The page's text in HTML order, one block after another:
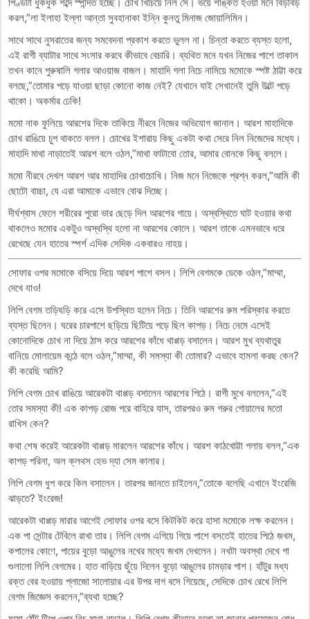
পিণ্ডটা ধুকধুক শব্দে স্পন্দিত হচ্ছে। চোখ খিঁচিয়ে নিল সে। ভয়ে শঙ্কিত হওয়া মনে বিড়বিড়
করল,”লা ইলাহা ইল্লা আন্তা সুবহানাকা ইন্নি কুনতু মিনাজ জোয়ালিমিন।
সাথে সাথে নুসরাতের জন্য সমবেদনা প্রকাশ করতে ভুলল না। চিন্তা করতে ব্যস্ত হলো,
এই রাগী ব্যাটার সাথে সংসার করবে কীভাবে বেচারি। ব্যথিত মনে যখন নিজের পাশে তাকাল
তখন কানে পুরুষালি গলার আওয়াজ বাজল। মাহাদি গলা নিচে নামিয়ে মমোকে স্পষ্ট ঠাট্টা করে
বলছে,”তোমার পড়ে যাওয়া ছাড়া কোনো কাজ নেই? যেখানে যাই সেখানেই তুমি উল্টে পড়ে
থাকো। অকর্মার ঢেকি!
মমো নাক ফুলিয়ে আরশের দিকে তাকিয়ে নীরবে নিজের অভিযোগ জানাল। আরশ মাহাদিকে
চোখ রাঙিয়ে চুপ থাকতে বলল। চোখের ইশারায় কিছু একটা কথা সেরে নিল নিজেদের মধ্যে।
মাহাদি মাথা নাড়াতেই আরশ বলে ওঠল,”মাথা ফাটাবো তোর, আমার বোনকে কিছু বললে।
মমো নীরবে দেখল আরশ আর মাহাদির চোখাচোখি। নিজ মনে নিজেকে প্রশ্ন করল,”আমি কী
ছোটো বাচ্চা, যে এরা আমাকে এভাবে বোঝ দিচ্ছে।
দীর্ঘশ্বাস ফেলে শরীরের পুরো ভার ছেড়ে দিল আরশের গায়ে। অস্বস্থিতে ঘাট হওয়ার কথা
থাকলেও মমোর একটুও অস্বস্থি হলো না আরশের কোলে। আরশ তাকে এমনভাবে ধরে
রেখেছে যেন হাতের স্পর্শ এদিক সেদিক একবারও নাহয়।
সোফার ওপর মমোকে বসিয়ে দিয়ে আরশ পাশে বসল। লিপি বেগমকে ডেকে ওঠল,”মাম্মা,
দেখে যাও!
লিপি বেগম তড়িঘড়ি করে এসে উপস্থিত হলেন নিচে। তিনি আরশের রুম পরিস্কার করতে
ব্যস্ত ছিলেন। ঘরের চারপাশে ছড়িয়ে ছিটিয়ে পড়ে ছিল কাপড়। নিচে নেমে এসেই
কোনোদিকে চোখ না দিয়ে ঠাস করে আরশের কাঁধে থাপ্পড় বসালেন। আরশ মুখ ব্যথাতুর
বানিয়ে মোলায়েম কন্ঠে বলে ওঠল,”মাম্মা, কী সমস্যা কী তোমার? এভাবে হামলা করছ কেন?
কী করেছি আমি?
লিপি বেগম চোখ রাঙিয়ে আরেকটা থাপ্পড় বসালেন আরশের পিঠে। রাগী মুখে বললেন,”এই
তোর সমস্যা কী! এক কাপড় রোজ পরে বাহিরে যাস, তারপরও রুম গরুর গোয়ালের মতো
রাখিস কেন?
কথা শেষ করেই আরেকটা থাপ্পড় মারলেন আরশের কাঁধে। আরশ কাঠখোট্টা গলায় বলল,”এক
কাপড় পরিনা, অল ক্লথস হেভ দ্যা সেম কালার।
লিপি বেগম ধুপ করে কিল বসালেন। তারপর জানতে চাইলেন,”তোকে বলেছি এখানে ইংরেজি
ঝাড়তে? ইংরেজ!
আরেকটা থাপ্পড় মারার আগেই সোফার ওপর বসে কিটকিট করে হাসা মমোকে লক্ষ করলেন।
এক পা সেন্টার টেবিলে রাখা তার। লিপি বেগম এগিয়ে গিয়ে পাশে বসতেই হাতের পিঠে জখম,
কপালের কোণে, পায়ের বুড়ো আঙুলের নখের মধ্যে জখম দেখলেন। নখটা অবস্থা দেখে গা
গুলালো লিপি বেগমের। হাত বাড়িয়ে ছুঁয়ে দিলেন বুড়ো আঙুলের চামড়ার পাশ। হাঁটুর মধ্য
রক্ত বের হওয়ায় প্লাজো সালোয়ার এর উপর দাগ বসে গিয়েছে, সেদিকে চোখ রেখে লিপি
বেগম জিজ্ঞেস করলেন,”ব্যথা হচ্ছে?